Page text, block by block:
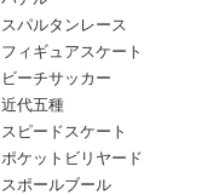
スパルタンレース
フィギュアスケート
ビーチサッカー
近代五種
スピードスケート
ポケットビリヤード
スポールブール